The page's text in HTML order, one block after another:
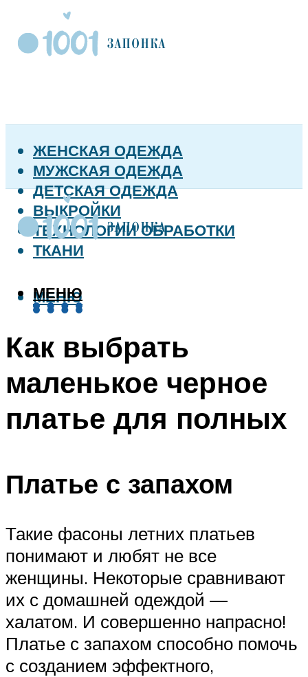
ЖЕНСКАЯ ОДЕЖДА
МУЖСКАЯ ОДЕЖДА
ДЕТСКАЯ ОДЕЖДА
ВЫКРОЙКИ
ТЕХНОЛОГИИ ОБРАБОТКИ
ТКАНИ
МЕНЮ
МЕНЮ
Как выбрать
маленькое черное
платье для полных
Платье с запахом
Такие фасоны летних платьев
понимают и любят не все
женщины. Некоторые сравнивают
их с домашней одеждой —
халатом. И совершенно напрасно!
Платье с запахом способно помочь
с созданием эффектного,